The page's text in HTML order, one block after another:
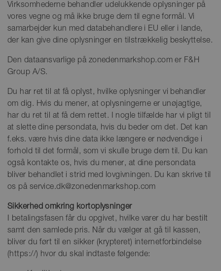
Virksomhederne behandler udelukkende oplysninger på
vores vegne og må ikke bruge dem til egne formål. Vi
samarbejder kun med databehandlere i EU eller i lande,
der kan give dine oplysninger en tilstrækkelig beskyttelse.
Den dataansvarlige på zonedenmarkshop.com er F&H
Group A/S.
Du har ret til at få oplyst, hvilke oplysninger vi behandler
om dig. Hvis du mener, at oplysningerne er unøjagtige,
har du ret til at få dem rettet. I nogle tilfælde har vi pligt til
at slette dine persondata, hvis du beder om det. Det kan
f.eks. være hvis dine data ikke længere er nødvendige i
forhold til det formål, som vi skulle bruge dem til. Du kan
også kontakte os, hvis du mener, at dine persondata
bliver behandlet i strid med lovgivningen. Du kan skrive til
os på service.dk@zonedenmarkshop.com
Sikkerhed omkring kortoplysninger
I betalingsfasen får du opgivet, hvilke varer du har bestilt
samt den samlede pris. Når du vælger at gå til kassen,
bliver du ført til en sikker (krypteret) internetforbindelse
(https://) hvor du skal indtaste følgende: